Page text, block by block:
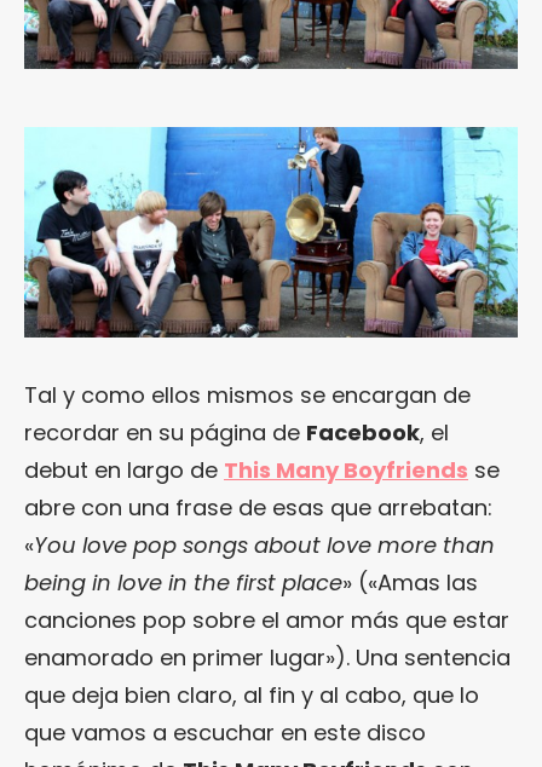
Tal y como ellos mismos se encargan de
recordar en su página de Facebook, el
debut en largo de This Many Boyfriends se
abre con una frase de esas que arrebatan:
«You love pop songs about love more than
being in love in the first place» («Amas las
canciones pop sobre el amor más que estar
enamorado en primer lugar»). Una sentencia
que deja bien claro, al fin y al cabo, que lo
que vamos a escuchar en este disco